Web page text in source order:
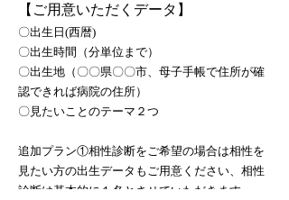
【ご用意いただくデータ】
〇出生日(西暦)
〇出生時間（分単位まで）
〇出生地（〇〇県〇〇市、母子手帳で住所が確
認できれば病院の住所）
〇見たいことのテーマ２つ
追加プラン①相性診断をご希望の場合は相性を
見たい方の出生データもご用意ください、相性
診断は基本的に１名とさせていただきます。